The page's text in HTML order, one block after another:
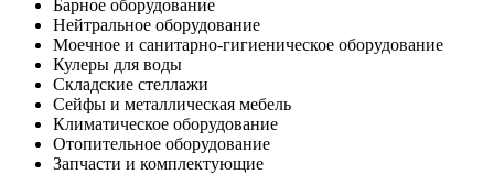
Барное оборудование
Нейтральное оборудование
Моечное и санитарно-гигиеническое оборудование
Кулеры для воды
Складские стеллажи
Сейфы и металлическая мебель
Климатическое оборудование
Отопительное оборудование
Запчасти и комплектующие